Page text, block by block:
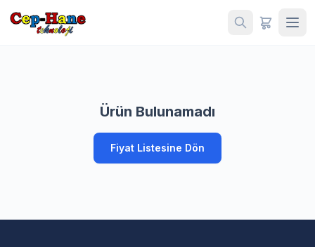
Ürün Bulunamadı
Fiyat Listesine Dön